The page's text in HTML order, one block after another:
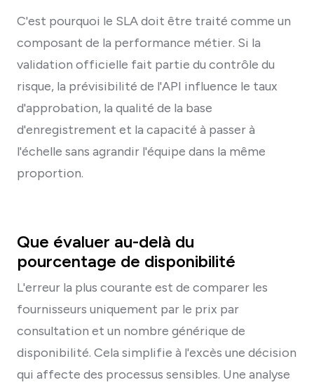
C'est pourquoi le SLA doit être traité comme un
composant de la performance métier. Si la
validation officielle fait partie du contrôle du
risque, la prévisibilité de l'API influence le taux
d'approbation, la qualité de la base
d'enregistrement et la capacité à passer à
l'échelle sans agrandir l'équipe dans la même
proportion.
Que évaluer au-delà du
pourcentage de disponibilité
L'erreur la plus courante est de comparer les
fournisseurs uniquement par le prix par
consultation et un nombre générique de
disponibilité. Cela simplifie à l'excès une décision
qui affecte des processus sensibles. Une analyse